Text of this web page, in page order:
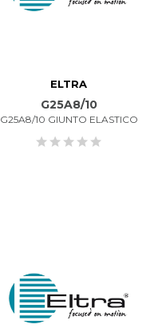
ELTRA
G25A8/10
G25A8/10 GIUNTO ELASTICO